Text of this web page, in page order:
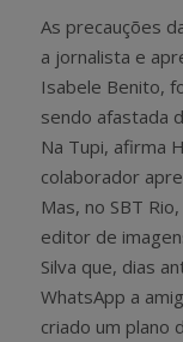
As precauções
a jornalista e
Isabele Benito,
sendo afastada
Na Tupi, afirma
colaborador
Mas, no SBT
editor de
Silva que, dias
WhatsApp a
criado um plano